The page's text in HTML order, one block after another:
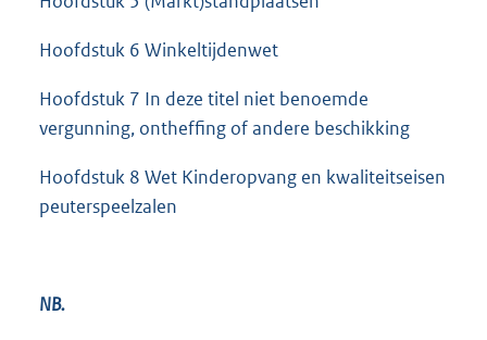
Hoofdstuk 6 Winkeltijdenwet
Hoofdstuk 7 In deze titel niet benoemde
vergunning, ontheffing of andere beschikking
Hoofdstuk 8 Wet Kinderopvang en kwaliteitseisen
peuterspeelzalen
NB.